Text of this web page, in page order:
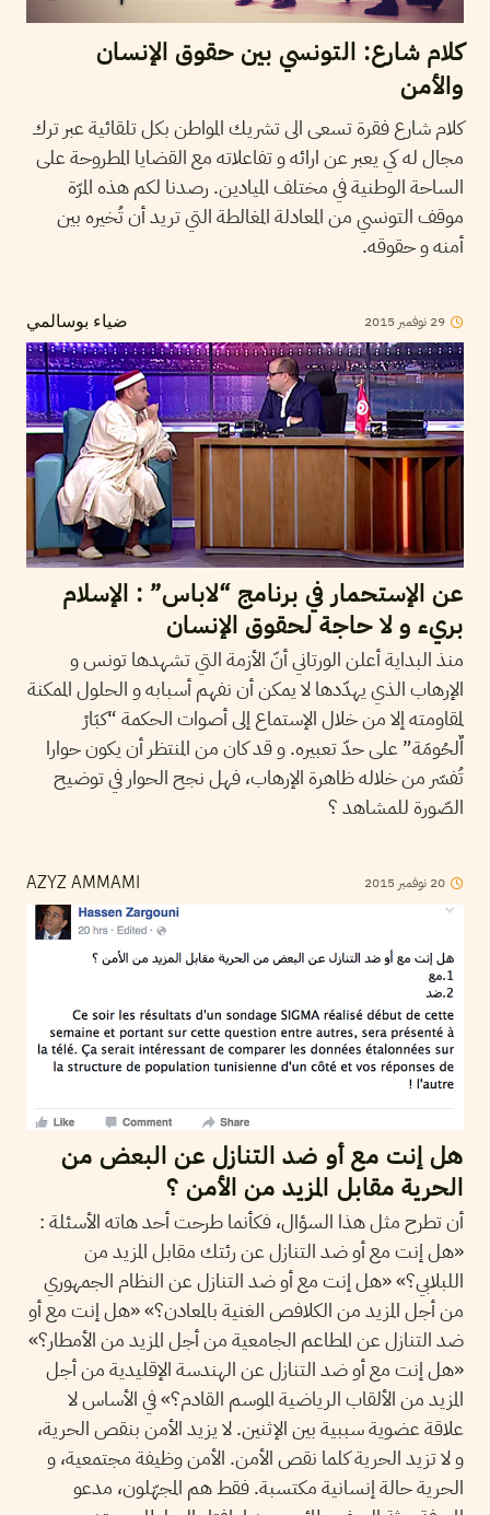
كلام شارع: التونسي بين حقوق الإنسان
والأمن
كلام شارع فقرة تسعى الى تشريك المواطن بكل تلقائية عبر ترك
مجال له كي يعبر عن ارائه و تفاعلاته مع القضايا المطروحة على
الساحة الوطنية في مختلف الميادين. رصدنا لكم هذه المرّة
موقف التونسي من المعادلة المغالطة التي تريد أن تُخيره بين
أمنه و حقوقه.
ضياء بوسالمي 29 نوفمبر 2015
عن الإستحمار في برنامج “لاباس” : الإسلام
بريء و لا حاجة لحقوق الإنسان
منذ البداية أعلن الورتاني أنّ الأزمة التي تشهدها تونس و
الإرهاب الذي يهدّدها لا يمكن أن نفهم أسبابه و الحلول الممكنة
لمقاومته إلا من خلال الإستماع إلى أصوات الحكمة “كبَارْ
اٌلحُومَة” على حدّ تعبيره. و قد كان من المنتظر أن يكون حوارا
تُفسّر من خلاله ظاهرة الإرهاب، فهل نجح الحوار في توضيح
الصّورة للمشاهد ؟
AZYZ AMMAMI 20 نوفمبر 2015
هل إنت مع أو ضد التنازل عن البعض من
الحرية مقابل المزيد من الأمن ؟
أن تطرح مثل هذا السؤال، فكأنما طرحت أحد هاته الأسئلة :
«هل إنت مع أو ضد التنازل عن رئتك مقابل المزيد من
اللبلابي؟» «هل إنت مع أو ضد التنازل عن النظام الجمهوري
من أجل المزيد من الكلافص الغنية بالمعادن؟» «هل إنت مع أو
ضد التنازل عن المطاعم الجامعية من أجل المزيد من الأمطار؟»
«هل إنت مع أو ضد التنازل عن الهندسة الإقليدية من أجل
المزيد من الألقاب الرياضية الموسم القادم؟» في الأساس لا
علاقة عضوية سببية بين الإثنين. لا يزيد الأمن بنقص الحرية،
و لا تزيد الحرية كلما نقص الأمن. الأمن وظيفة مجتمعية، و
الحرية حالة إنسانية مكتسبة. فقط هم المجهّلون، مدعو